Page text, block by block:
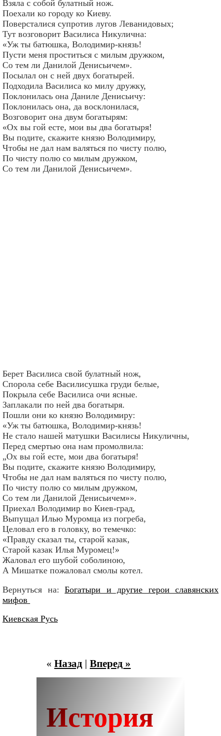
Взяла с собой булатный нож.
Поехали ко городу ко Киеву.
Поверсталися супротив лугов Леванидовых;
Тут возговорит Василиса Никулична:
«Уж ты батюшка, Володимир-князь!
Пусти меня проститься с милым дружком,
Со тем ли Данилой Денисьичем».
Посылал он с ней двух богатырей.
Подходила Василиса ко милу дружку,
Поклонилась она Даниле Денисьичу:
Поклонилась она, да восклонилася,
Возговорит она двум богатырям:
«Ох вы гой есте, мои вы два богатыря!
Вы подите, скажите князю Володимиру,
Чтобы не дал нам валяться по чисту полю,
По чисту полю со милым дружком,
Со тем ли Данилой Денисьичем».
Берет Василиса свой булатный нож,
Спорола себе Василисушка груди белые,
Покрыла себе Василиса очи ясные.
Заплакали по ней два богатыря.
Пошли они ко князю Володимиру:
«Уж ты батюшка, Володимир-князь!
Не стало нашей матушки Василисы Никуличны,
Перед смертью она нам промолвила:
„Ох вы гой есте, мои два богатыря!
Вы подите, скажите князю Володимиру,
Чтобы не дал нам валяться по чисту полю,
По чисту полю со милым дружком,
Со тем ли Данилой Денисьичем»».
Приехал Володимир во Киев-град,
Выпущал Илью Муромца из погреба,
Целовал его в головку, во темечко:
«Правду сказал ты, старой казак,
Старой казак Илья Муромец!»
Жаловал его шубой соболиною,
А Мишатке пожаловал смолы котел.
Вернуться на: Богатыри и другие герои славянских
мифов
Киевская Русь
« Назад | Вперед »